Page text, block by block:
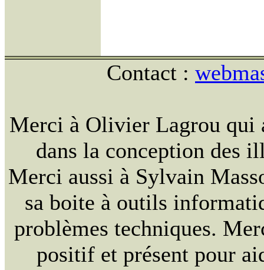
Contact :
Merci à Olivier Lagrou qui
dans la conception des
Merci aussi à Sylvain
sa boite à outils
problèmes techniques.
positif et présent pour